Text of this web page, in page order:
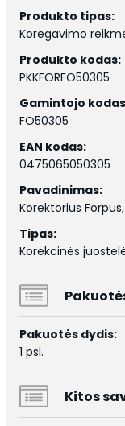
Produkto tipas:
Koregavimo
Produkto kodas:
PKKFORFO50305
Gamintojo
FO50305
EAN kodas:
0475065050305
Pavadinimas:
Korektorius
Tipas:
Korekcinės
Pakuotės dydis:
1 psl.
Kitos